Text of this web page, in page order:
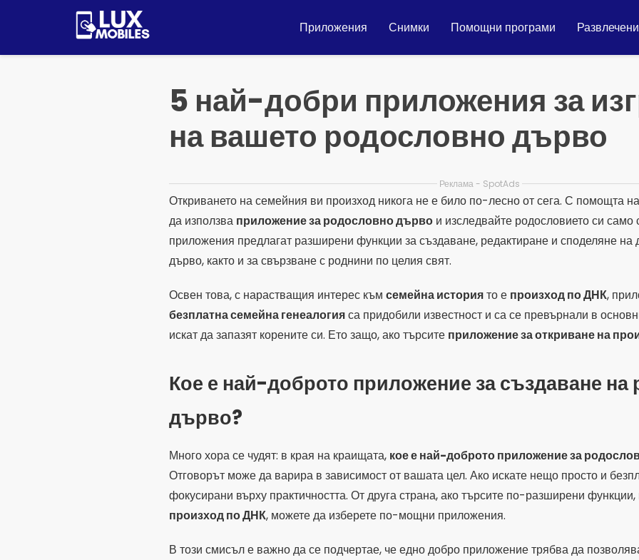
Приложения Снимки Помощни програми
5 най-добри приложения за
на вашето родословно дърво
Реклама - SpotAds
Откриването на семейния ви произход никога не е било по-лесно от сега. С помощта
да използва приложение за родословно дърво и изследвайте родословието си само
приложения предлагат разширени функции за създаване, редактиране и споделяне на
дърво, както и за свързване с роднини по целия свят.
Освен това, с нарастващия интерес към семейна историято е произход по ДНК,
безплатна семейна генеалогияса придобили известност и са се превърнали в
искат да запазят корените си. Ето защо, ако търсите приложение за откриване на
Кое е най-доброто приложение за създаване
дърво?
Много хора се чудят: в края на краищата, кое е най-доброто приложение за
Отговорът може да варира в зависимост от вашата цел. Ако искате нещо просто и
фокусирани върху практичността. От друга страна, ако търсите по-разширени
произход по ДНК, можете да изберете по-мощни приложения.
В този смисъл е важно да се подчертае, че едно добро приложение трябва да